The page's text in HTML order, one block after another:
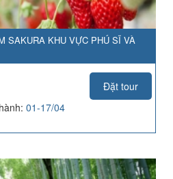
SAKURA KHU VỰC PHÚ SĨ VÀ
Đặt tour
01-17/04